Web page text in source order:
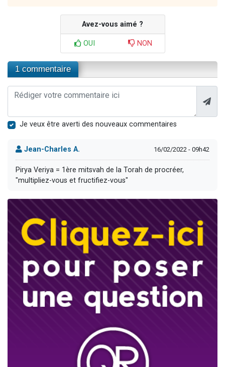
Avez-vous aimé ?
OUI NON
1 commentaire
Je veux être averti des nouveaux commentaires
Jean-Charles A. 16/02/2022 - 09h42
Pirya Veriya = 1ère mitsvah de la Torah de procréer,
"multipliez-vous et fructifiez-vous"